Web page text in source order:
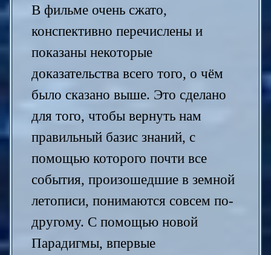
В фильме очень сжато,
конспективно перечислены и
показаны некоторые
доказательства всего того, о чём
было сказано выше. Это сделано
для того, чтобы вернуть нам
правильный базис знаний, с
помощью которого почти все
события, произошедшие в земной
летописи, понимаются совсем по-
другому. С помощью новой
Парадигмы, впервые